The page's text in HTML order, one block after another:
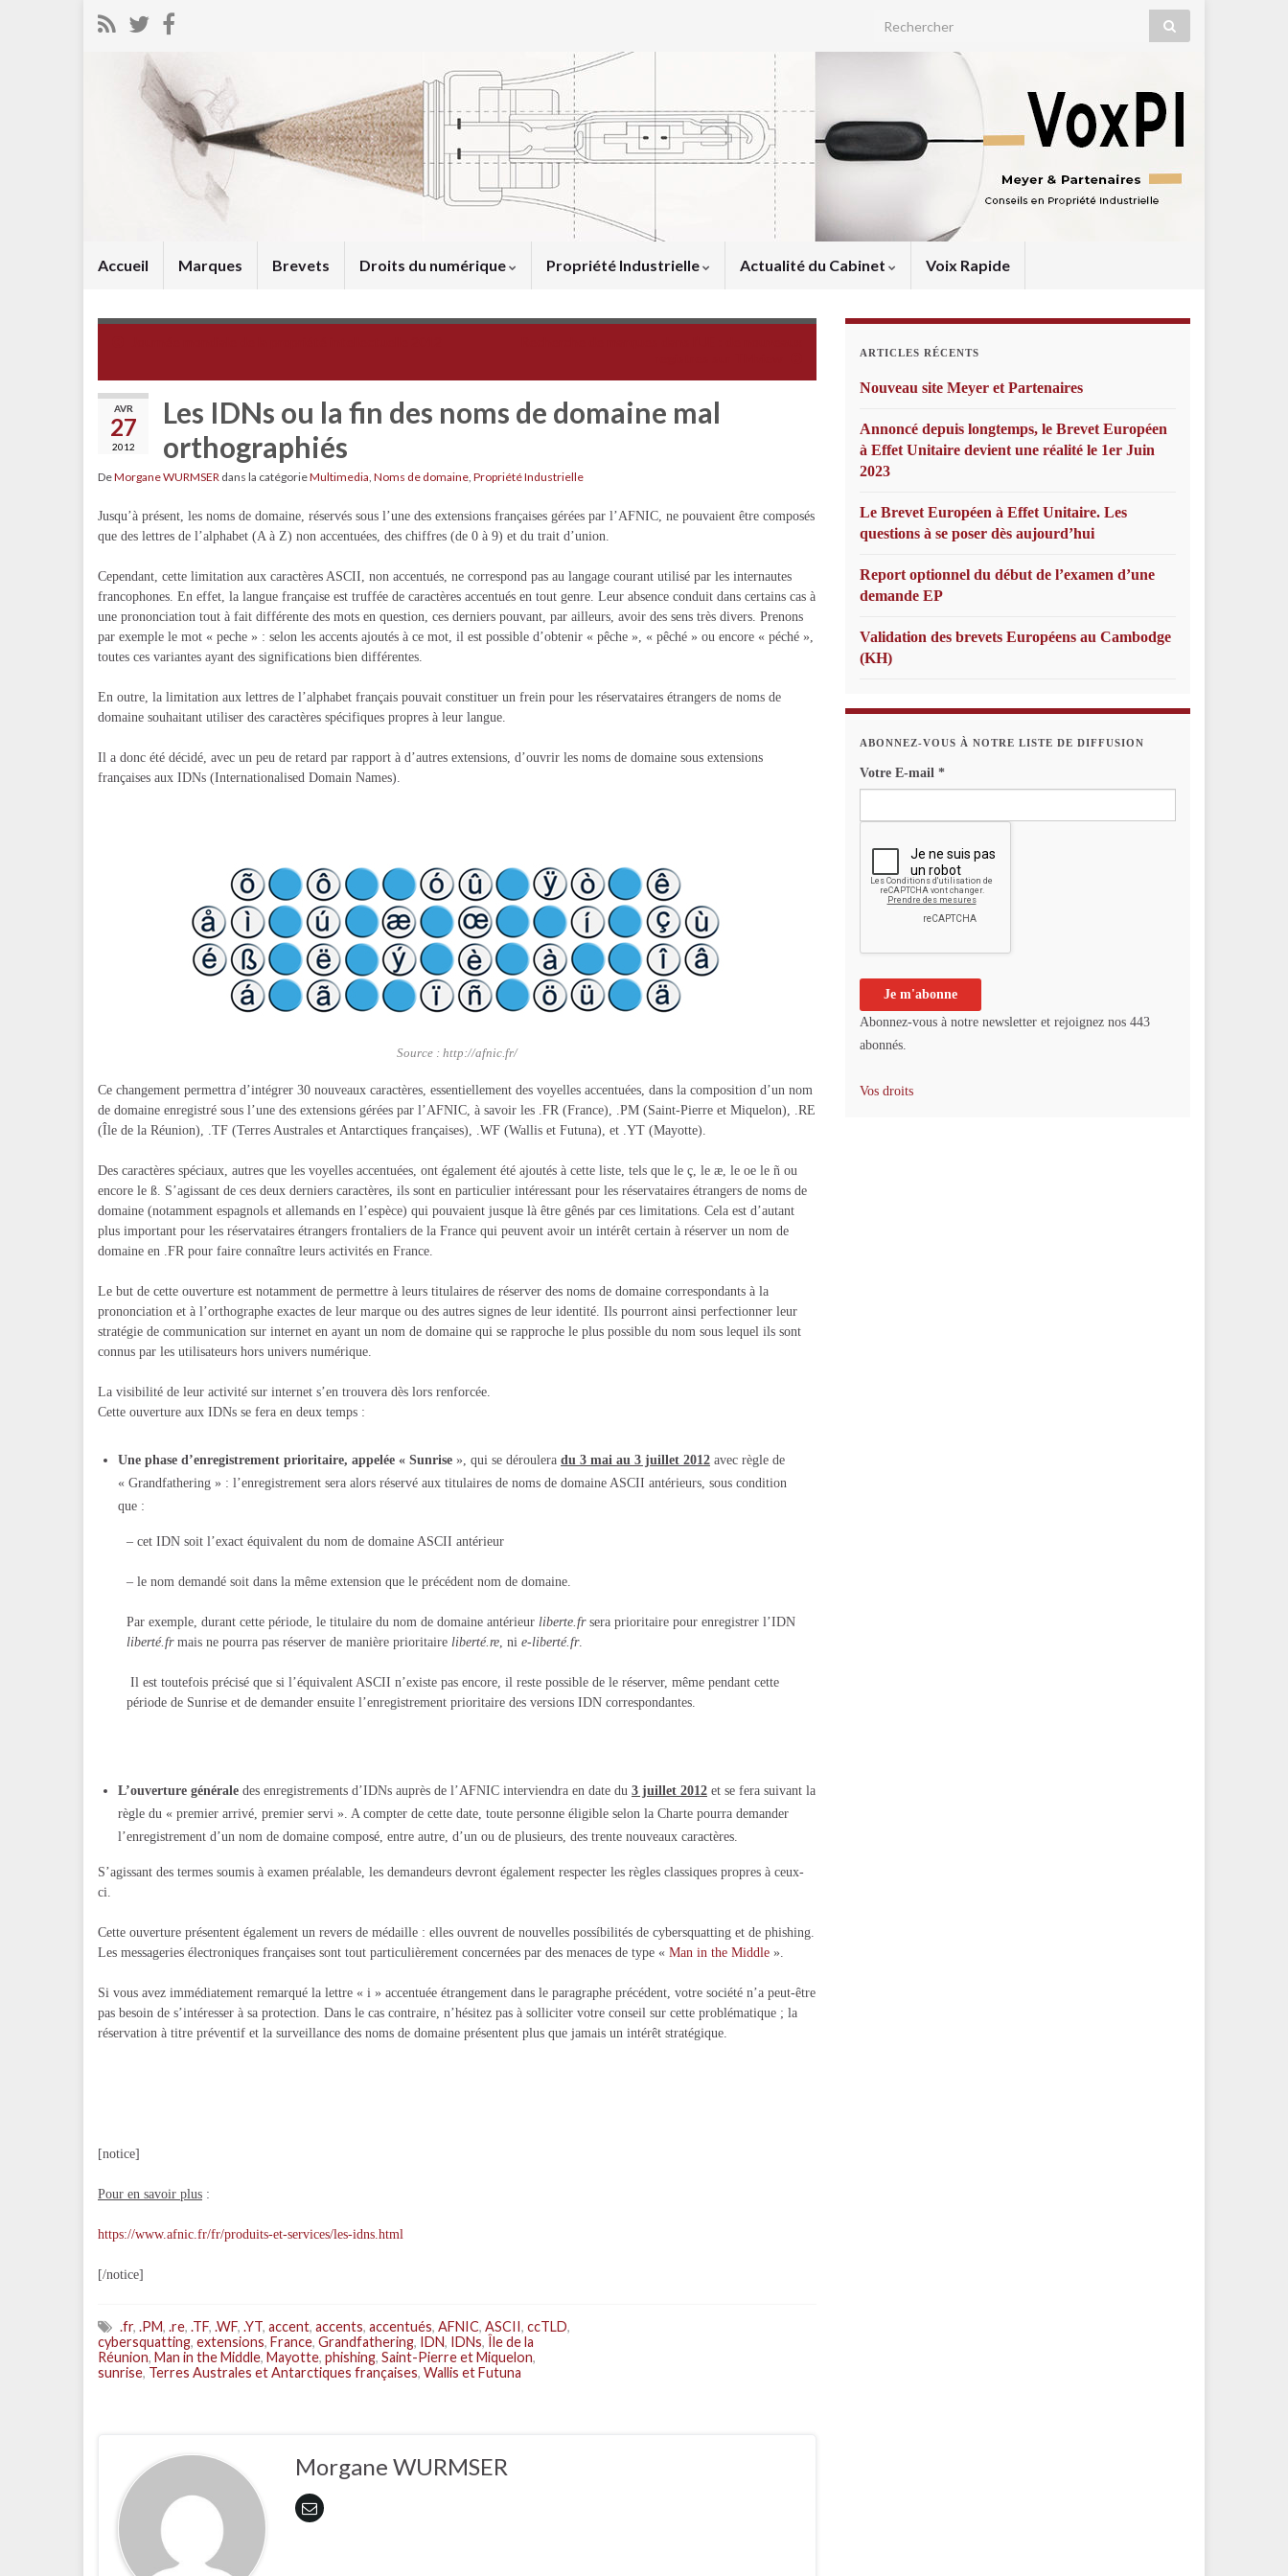
Search for:
Accueil Marques Brevets Droits du numérique Propriété Industrielle Actualité du Cabinet Voix Rapide
AVR
27
2012
Les IDNs ou la fin des noms de domaine mal
orthographiés
DeMorgane WURMSER dans la catégorieMultimedia, Noms de domaine, Propriété Industrielle
Jusqu’à présent, les noms de domaine, réservés sous l’une des extensions françaises gérées par l’AFNIC, ne pouvaient être composés
que des lettres de l’alphabet (A à Z) non accentuées, des chiffres (de 0 à 9) et du trait d’union.
Cependant, cette limitation aux caractères ASCII, non accentués, ne correspond pas au langage courant utilisé par les internautes
francophones. En effet, la langue française est truffée de caractères accentués en tout genre. Leur absence conduit dans certains cas à
une prononciation tout à fait différente des mots en question, ces derniers pouvant, par ailleurs, avoir des sens très divers. Prenons
par exemple le mot « peche » : selon les accents ajoutés à ce mot, il est possible d’obtenir « pêche », « pêché » ou encore « péché »,
toutes ces variantes ayant des significations bien différentes.
En outre, la limitation aux lettres de l’alphabet français pouvait constituer un frein pour les réservataires étrangers de noms de
domaine souhaitant utiliser des caractères spécifiques propres à leur langue.
Il a donc été décidé, avec un peu de retard par rapport à d’autres extensions, d’ouvrir les noms de domaine sous extensions
françaises aux IDNs (Internationalised Domain Names).
Source : http://afnic.fr/
Ce changement permettra d’intégrer 30 nouveaux caractères, essentiellement des voyelles accentuées, dans la composition d’un nom
de domaine enregistré sous l’une des extensions gérées par l’AFNIC, à savoir les .FR (France), .PM (Saint-Pierre et Miquelon), .RE
(Île de la Réunion), .TF (Terres Australes et Antarctiques françaises), .WF (Wallis et Futuna), et .YT (Mayotte).
Des caractères spéciaux, autres que les voyelles accentuées, ont également été ajoutés à cette liste, tels que le ç, le æ, le oe le ñ ou
encore le ß. S’agissant de ces deux derniers caractères, ils sont en particulier intéressant pour les réservataires étrangers de noms de
domaine (notamment espagnols et allemands en l’espèce) qui pouvaient jusque là être gênés par ces limitations. Cela est d’autant
plus important pour les réservataires étrangers frontaliers de la France qui peuvent avoir un intérêt certain à réserver un nom de
domaine en .FR pour faire connaître leurs activités en France.
Le but de cette ouverture est notamment de permettre à leurs titulaires de réserver des noms de domaine correspondants à la
prononciation et à l’orthographe exactes de leur marque ou des autres signes de leur identité. Ils pourront ainsi perfectionner leur
stratégie de communication sur internet en ayant un nom de domaine qui se rapproche le plus possible du nom sous lequel ils sont
connus par les utilisateurs hors univers numérique.
La visibilité de leur activité sur internet s’en trouvera dès lors renforcée.
Cette ouverture aux IDNs se fera en deux temps :
Une phase d’enregistrement prioritaire, appelée « Sunrise », qui se déroulera du 3 mai au 3 juillet 2012 avec règle de
« Grandfathering » : l’enregistrement sera alors réservé aux titulaires de noms de domaine ASCII antérieurs, sous condition
que :
– cet IDN soit l’exact équivalent du nom de domaine ASCII antérieur
– le nom demandé soit dans la même extension que le précédent nom de domaine.
Par exemple, durant cette période, le titulaire du nom de domaine antérieur liberte.frsera prioritaire pour enregistrer l’IDN
liberté.frmais ne pourra pas réserver de manière prioritaire liberté.re, ni e-liberté.fr.
Il est toutefois précisé que si l’équivalent ASCII n’existe pas encore, il reste possible de le réserver, même pendant cette
période de Sunrise et de demander ensuite l’enregistrement prioritaire des versions IDN correspondantes.
L’ouverture générale des enregistrements d’IDNs auprès de l’AFNIC interviendra en date du 3 juillet 2012 et se fera suivant la
règle du « premier arrivé, premier servi ». A compter de cette date, toute personne éligible selon la Charte pourra demander
l’enregistrement d’un nom de domaine composé, entre autre, d’un ou de plusieurs, des trente nouveaux caractères.
S’agissant des termes soumis à examen préalable, les demandeurs devront également respecter les règles classiques propres à ceux-
ci.
Cette ouverture présentent également un revers de médaille : elles ouvrent de nouvelles possíbilités de cybersquatting et de phishing.
Les messageries électroniques françaises sont tout particulièrement concernées par des menaces de type « Man in the Middle ».
Si vous avez immédiatement remarqué la lettre « i » accentuée étrangement dans le paragraphe précédent, votre société n’a peut-être
pas besoin de s’intéresser à sa protection. Dans le cas contraire, n’hésitez pas à solliciter votre conseil sur cette problématique ; la
réservation à titre préventif et la surveillance des noms de domaine présentent plus que jamais un intérêt stratégique.
[notice]
Pour en savoir plus :
https://www.afnic.fr/fr/produits-et-services/les-idns.html
[/notice]
.fr, .PM, .re, .TF, .WF, .YT, accent, accents, accentués, AFNIC, ASCII, ccTLD,
cybersquatting, extensions, France, Grandfathering, IDN, IDNs, Île de la
Réunion, Man in the Middle, Mayotte, phishing, Saint-Pierre et Miquelon,
sunrise, Terres Australes et Antarctiques françaises, Wallis et Futuna
Morgane WURMSER
ARTICLES RÉCENTS
Nouveau site Meyer et Partenaires
Annoncé depuis longtemps, le Brevet Européen
à Effet Unitaire devient une réalité le 1er Juin
2023
Le Brevet Européen à Effet Unitaire. Les
questions à se poser dès aujourd’hui
Report optionnel du début de l’examen d’une
demande EP
Validation des brevets Européens au Cambodge
(KH)
ABONNEZ-VOUS À NOTRE LISTE DE DIFFUSION
Votre E-mail *
Abonnez-vous à notre newsletter et rejoignez nos 443
abonnés.
Vos droits